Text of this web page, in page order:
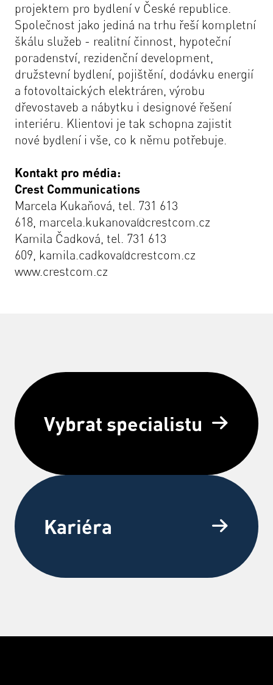
projektem pro bydlení v České republice.
Společnost jako jediná na trhu řeší kompletní
škálu služeb - realitní činnost, hypoteční
poradenství, rezidenční development,
družstevní bydlení, pojištění, dodávku energií
a fotovoltaických elektráren, výrobu
dřevostaveb a nábytku i designové řešení
interiéru. Klientovi je tak schopna zajistit
nové bydlení i vše, co k němu potřebuje.
Kontakt pro média:
Crest Communications
Marcela Kukaňová, tel. 731 613
618, marcela.kukanova@crestcom.cz
Kamila Čadková, tel. 731 613
609, kamila.cadkova@crestcom.cz
www.crestcom.cz
Vybrat specialistu
Kariéra